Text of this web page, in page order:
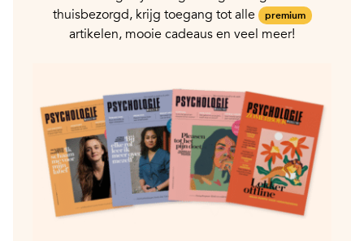
thuisbezorgd, krijg toegang tot alle
premium
artikelen, mooie cadeaus en veel meer!